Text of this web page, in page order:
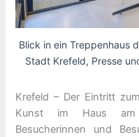
Blick in ein Treppenhaus
Stadt Krefeld, Presse
Krefeld – Der Eintritt
Kunst im Haus am
Besucherinnen und